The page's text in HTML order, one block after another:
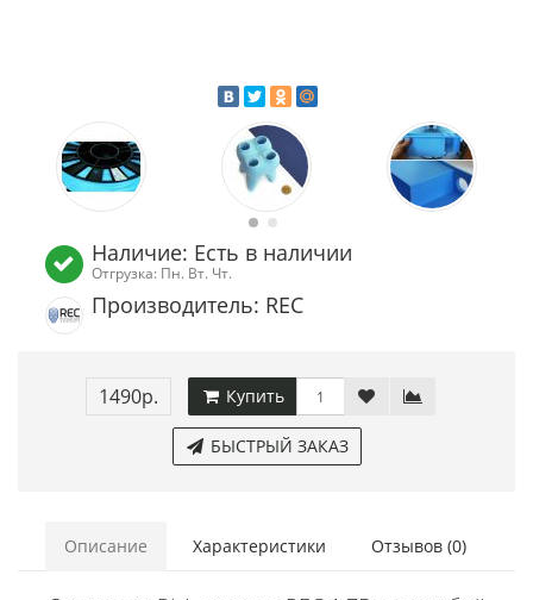
Наличие: Есть в наличии
Отгрузка: Пн. Вт. Чт.
Производитель: REC
1490р. Купить
БЫСТРЫЙ ЗАКАЗ
Описание Характеристики Отзывов (0)